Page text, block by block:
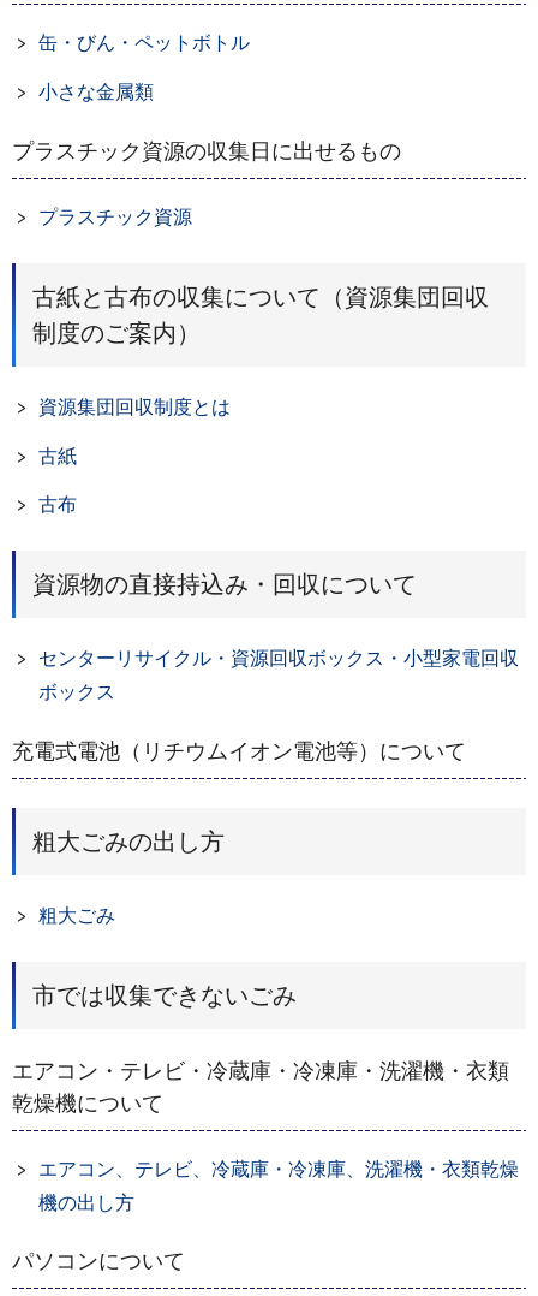
缶・びん・ペットボトル
小さな金属類
プラスチック資源の収集日に出せるもの
プラスチック資源
古紙と古布の収集について（資源集団回収
制度のご案内）
資源集団回収制度とは
古紙
古布
資源物の直接持込み・回収について
センターリサイクル・資源回収ボックス・小型家電回収
ボックス
充電式電池（リチウムイオン電池等）について
粗大ごみの出し方
粗大ごみ
市では収集できないごみ
エアコン・テレビ・冷蔵庫・冷凍庫・洗濯機・衣類
乾燥機について
エアコン、テレビ、冷蔵庫・冷凍庫、洗濯機・衣類乾燥
機の出し方
パソコンについて